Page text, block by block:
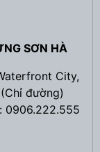
SƠN HÀ
City,
Chỉ đường)
0906.222.555